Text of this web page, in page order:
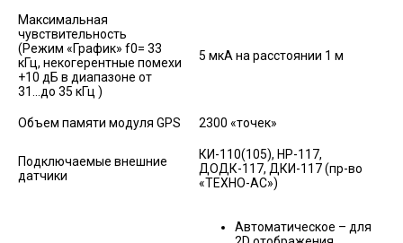
Максимальная
чувствительность
(Режим «График» f0= 33
кГц, некогерентные помехи
+10 дБ в диапазоне от
31...до 35 кГц )
5 мкА на расстоянии 1 м
Объем памяти модуля GPS 2300 «точек»
Подключаемые внешние
датчики
КИ-110(105), НР-117,
ДОДК-117, ДКИ-117 (пр-во
«ТЕХНО-АС»)
Автоматическое – для